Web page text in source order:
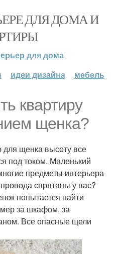
ДЛЯ ДОМА И
для дома
идеи дизайна мебель
квартиру
щенка?
для щенка высоту все
под током. Маленький
предметы интерьера
спрятаны у вас?
попытается найти
за шкафом, за
Все опасные щели